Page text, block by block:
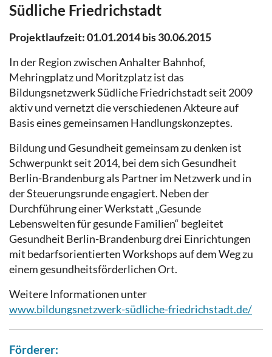
Südliche Friedrichstadt
Projektlaufzeit: 01.01.2014 bis 30.06.2015
In der Region zwischen Anhalter Bahnhof,
Mehringplatz und Moritzplatz ist das
Bildungsnetzwerk Südliche Friedrichstadt seit 2009
aktiv und vernetzt die verschiedenen Akteure auf
Basis eines gemeinsamen Handlungskonzeptes.
Bildung und Gesundheit gemeinsam zu denken ist
Schwerpunkt seit 2014, bei dem sich Gesundheit
Berlin-Brandenburg als Partner im Netzwerk und in
der Steuerungsrunde engagiert. Neben der
Durchführung einer Werkstatt „Gesunde
Lebenswelten für gesunde Familien“ begleitet
Gesundheit Berlin-Brandenburg drei Einrichtungen
mit bedarfsorientierten Workshops auf dem Weg zu
einem gesundheitsförderlichen Ort.
Weitere Informationen unter
www.bildungsnetzwerk-südliche-friedrichstadt.de/
Förderer: